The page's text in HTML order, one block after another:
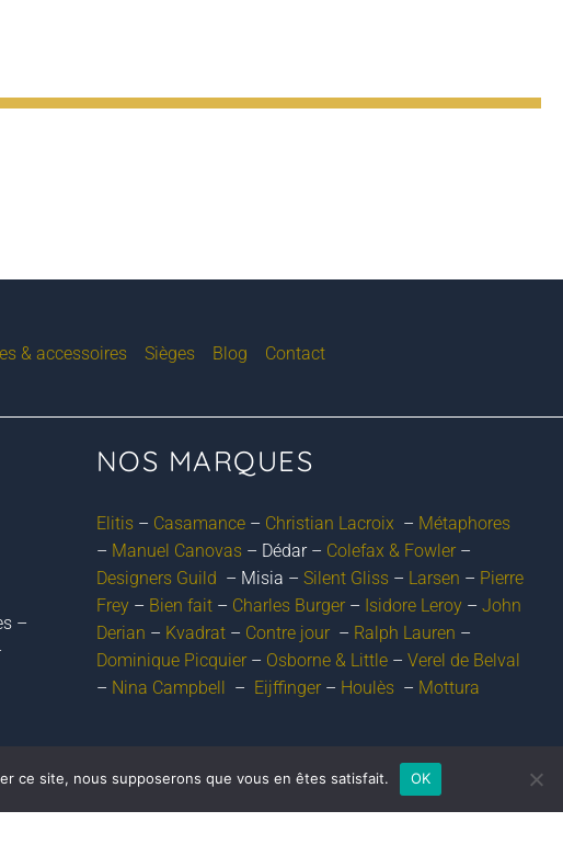
& accessoires Sièges Blog Contact
–
NOS MARQUES
Elitis– Casamance– Christian Lacroix – Métaphores
– Manuel Canovas– Dédar – Colefax & Fowler–
Designers Guild – Misia – Silent Gliss– Larsen – Pierre
Frey– Bien fait– Charles Burger– Isidore Leroy– John
Derian – Kvadrat– Contre jour– Ralph Lauren –
Dominique Picquier– Osborne & Little– Verel de Belval
– Nina Campbell – Eijffinger– Houlès– Mottura
ce site, nous supposerons que vous en êtes satisfait. OK